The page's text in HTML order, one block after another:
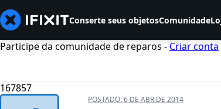
Conserte seus objetosComunidade
Participe da comunidade de reparos - Criar conta
167857
POSTADO:6 DE ABR DE 2014